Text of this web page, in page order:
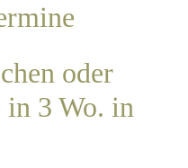
oder
in 3 Wo. in